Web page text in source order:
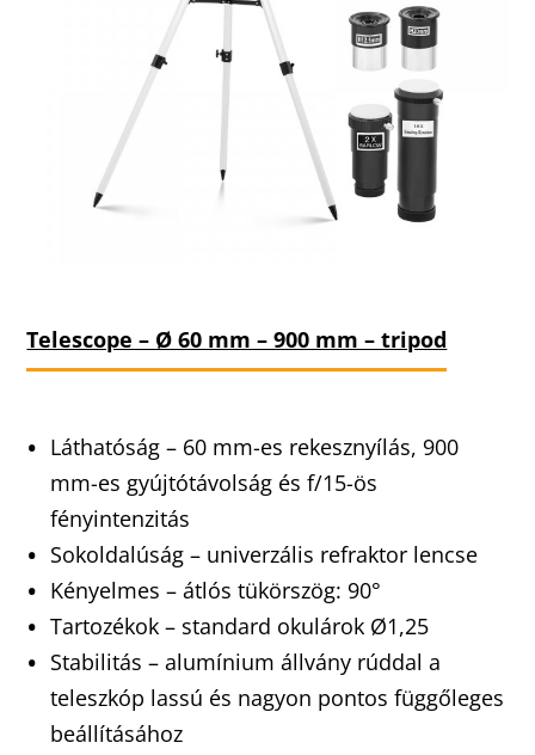
Telescope – Ø 60 mm – 900 mm – tripod
Láthatóság – 60 mm-es rekesznyílás, 900
mm-es gyújtótávolság és f/15-ös
fényintenzitás
Sokoldalúság – univerzális refraktor lencse
Kényelmes – átlós tükörszög: 90°
Tartozékok – standard okulárok Ø1,25
Stabilitás – alumínium állvány rúddal a
teleszkóp lassú és nagyon pontos függőleges
beállításához